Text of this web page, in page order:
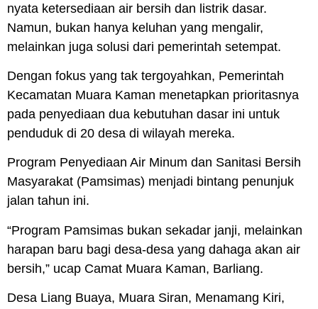
nyata ketersediaan air bersih dan listrik dasar.
Namun, bukan hanya keluhan yang mengalir,
melainkan juga solusi dari pemerintah setempat.
Dengan fokus yang tak tergoyahkan, Pemerintah
Kecamatan Muara Kaman menetapkan prioritasnya
pada penyediaan dua kebutuhan dasar ini untuk
penduduk di 20 desa di wilayah mereka.
Program Penyediaan Air Minum dan Sanitasi Bersih
Masyarakat (Pamsimas) menjadi bintang penunjuk
jalan tahun ini.
“Program Pamsimas bukan sekadar janji, melainkan
harapan baru bagi desa-desa yang dahaga akan air
bersih,” ucap Camat Muara Kaman, Barliang.
Desa Liang Buaya, Muara Siran, Menamang Kiri,